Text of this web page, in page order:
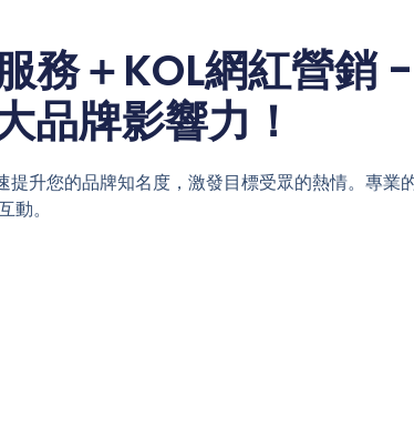
務＋KOL網紅營銷
品牌影響力！
升您的品牌知名度，激發目標受眾的熱情。專業
。